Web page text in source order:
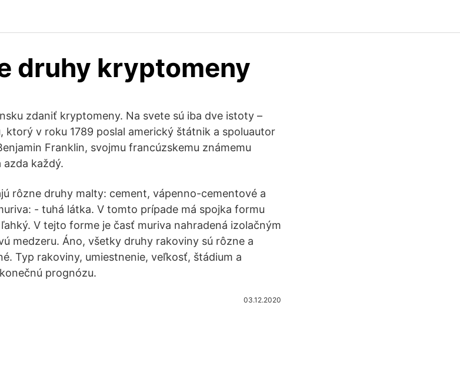
druhy kryptomeny
zdaniť kryptomeny. Na svete sú iba dve istoty –
ktorý v roku 1789 poslal americký štátnik a spoluautor
Franklin, svojmu francúzskemu známemu
každý.
rôzne druhy malty: cement, vápenno-cementové a
- tuhá látka. V tomto prípade má spojka formu
V tejto forme je časť muriva nahradená izolačným
medzeru. Áno, všetky druhy rakoviny sú rôzne a
Typ rakoviny, umiestnenie, veľkosť, štádium a
prognózu.
03.12.2020